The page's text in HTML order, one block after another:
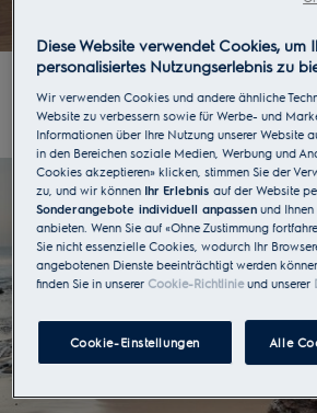
*Filterkapazität gemessen mit einer
Testmethode mit Polycotton und
Polyestermischungen im 40°C
Waschgang.
Diese Website verwendet Cookies, um
personalisiertes Nutzungserlebnis zu
Wir verwenden Cookies und andere ähnliche
Website zu verbessern sowie für Werbe- und
Informationen über Ihre Nutzung unserer Website
in den Bereichen soziale Medien, Werbung und
Cookies akzeptieren» klicken, stimmen Sie der
zu, und wir können Ihr Erlebnisauf der Website
Sonderangebote individuell anpassen und
anbieten. Wenn Sie auf «Ohne Zustimmung
Sie nicht essenzielle Cookies, wodurch Ihr
angebotenen Dienste beeinträchtigt werden
finden Sie in unserer Cookie-Richtlinieund unserer
Cookie-Einstellungen Alle